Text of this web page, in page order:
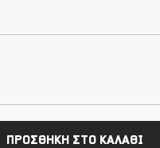
ΠΡΟΣΘΗΚΗ ΣΤΟ ΚΑΛΑΘΙ